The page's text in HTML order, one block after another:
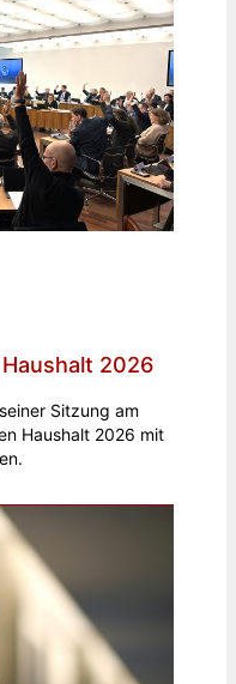
2026
Sitzung am
Haushalt 2026 mit